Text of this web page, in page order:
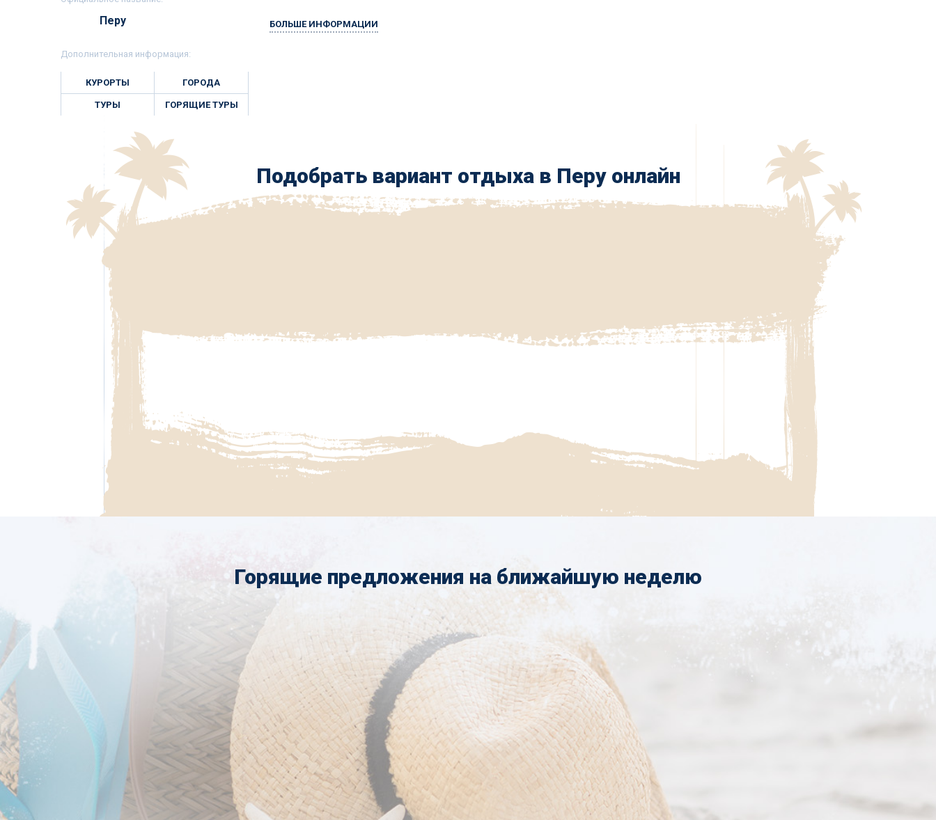
Перу
Дополнительная информация:
КУРОРТЫ ГОРОДА
ТУРЫ ГОРЯЩИЕ ТУРЫ
БОЛЬШЕ ИНФОРМАЦИИ
Подобрать вариант отдыха в Перу онлайн
Горящие предложения на ближайшую неделю